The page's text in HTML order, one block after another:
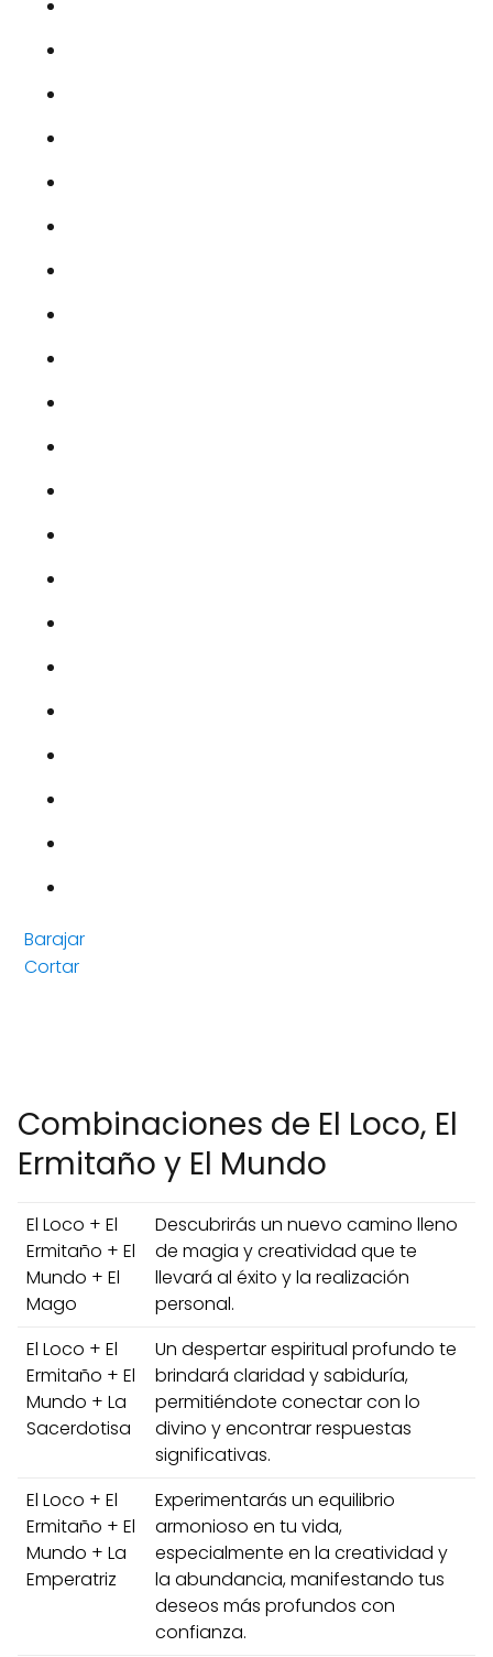
Barajar
Cortar
Combinaciones de El Loco, El
Ermitaño y El Mundo
El Loco + El
Ermitaño + El
Mundo + El
Mago
Descubrirás un nuevo camino lleno
de magia y creatividad que te
llevará al éxito y la realización
personal.
El Loco + El
Ermitaño + El
Mundo + La
Sacerdotisa
Un despertar espiritual profundo te
brindará claridad y sabiduría,
permitiéndote conectar con lo
divino y encontrar respuestas
significativas.
El Loco + El
Ermitaño + El
Mundo + La
Emperatriz
Experimentarás un equilibrio
armonioso en tu vida,
especialmente en la creatividad y
la abundancia, manifestando tus
deseos más profundos con
confianza.